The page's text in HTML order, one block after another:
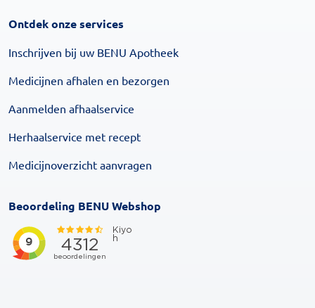
Ontdek onze services
Inschrijven bij uw BENU Apotheek
Medicijnen afhalen en bezorgen
Aanmelden afhaalservice
Herhaalservice met recept
Medicijnoverzicht aanvragen
Beoordeling BENU Webshop